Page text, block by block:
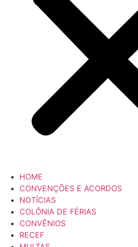
HOME
CONVENÇÕES E ACORDOS
NOTÍCIAS
COLÔNIA DE FÉRIAS
CONVÊNIOS
RECEF